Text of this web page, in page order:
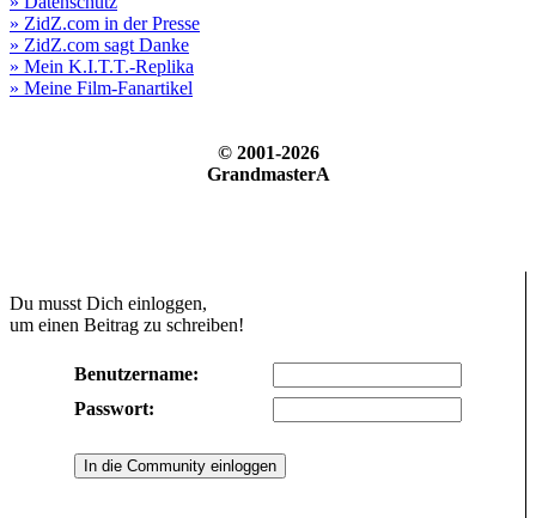
» ZidZ.com in der Presse
» ZidZ.com sagt Danke
» Mein K.I.T.T.-Replika
» Meine Film-Fanartikel
© 2001-2026
GrandmasterA
Du musst Dich einloggen,
um einen Beitrag zu schreiben!
Benutzername:
Passwort: